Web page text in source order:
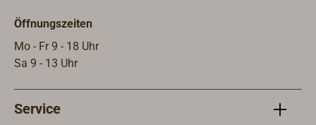
Öffnungszeiten
Mo - Fr 9 - 18 Uhr
Sa 9 - 13 Uhr
Service